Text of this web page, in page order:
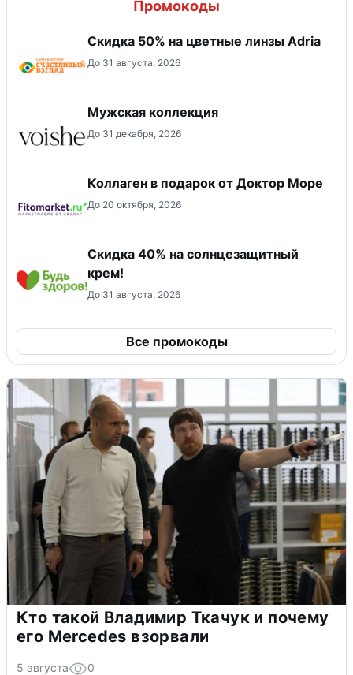
Промокоды
Скидка 50% на цветные линзы Adria
До 31 августа, 2026
Мужская коллекция
До 31 декабря, 2026
Коллаген в подарок от Доктор Море
До 20 октября, 2026
Скидка 40% на солнцезащитный
крем!
До 31 августа, 2026
Все промокоды
Кто такой Владимир Ткачук и почему
его Mercedes взорвали
5 августа 0